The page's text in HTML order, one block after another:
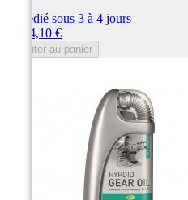
Expédié sous 3 à 4 jours
1 484,10 €
Ajouter au panier